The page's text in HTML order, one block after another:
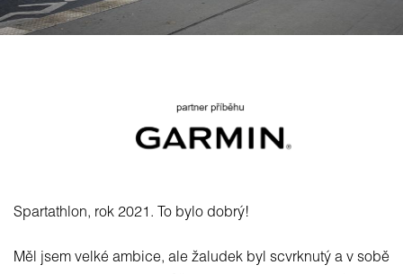
Spartathlon, rok 2021. To bylo dobrý!
Měl jsem velké ambice, ale žaludek byl scvrknutý a v sobě